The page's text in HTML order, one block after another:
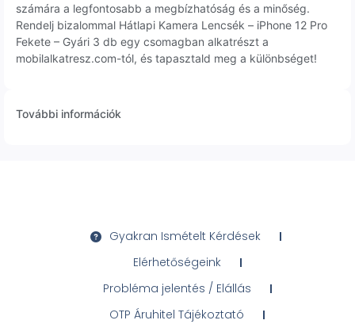
számára a legfontosabb a megbízhatóság és a minőség.
Rendelj bizalommal Hátlapi Kamera Lencsék – iPhone 12 Pro
Fekete – Gyári 3 db egy csomagban alkatrészt a
mobilalkatresz.com-tól, és tapasztald meg a különbséget!
További információk
Gyakran Ismételt Kérdések
Elérhetőségeink
Probléma jelentés / Elállás
OTP Áruhitel Tájékoztató